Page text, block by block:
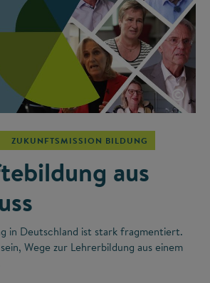
©
ZUKUNFTSMISSION BILDUNG
aus
in Deutschland ist stark fragmentiert.
Wege zur Lehrerbildung aus einem